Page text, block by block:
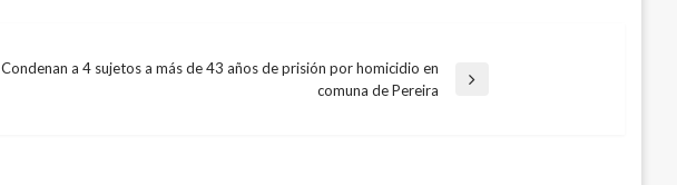
Condenan a 4 sujetos a más de 43 años de prisión por homicidio en
comuna de Pereira